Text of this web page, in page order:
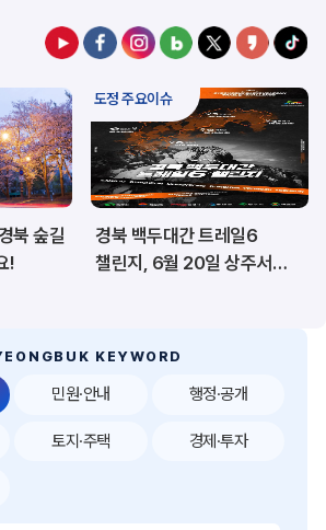
해양/수산
문화/관광/음식
산업/토지/주택
시험정보
공공데이터&통계
북 숲길
!
도정 주요이슈
경북 백두대간 트레일6
챌린지, 6월 20일 상주서
KEYWORD
민원·안내 행정·공개
토지·주택 경제·투자